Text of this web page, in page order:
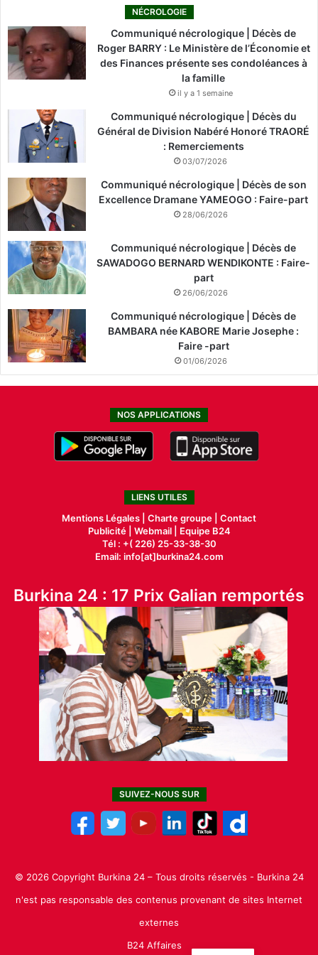
NÉCROLOGIE
Communiqué nécrologique | Décès de
Roger BARRY : Le Ministère de l’Économie et
des Finances présente ses condoléances à
la famille
il y a 1 semaine
Communiqué nécrologique | Décès du
Général de Division Nabéré Honoré TRAORÉ
: Remerciements
03/07/2026
Communiqué nécrologique | Décès de son
Excellence Dramane YAMEOGO : Faire-part
28/06/2026
Communiqué nécrologique | Décès de
SAWADOGO BERNARD WENDIKONTE : Faire-
part
26/06/2026
Communiqué nécrologique | Décès de
BAMBARA née KABORE Marie Josephe :
Faire -part
01/06/2026
NOS APPLICATIONS
LIENS UTILES
Mentions Légales | Charte groupe | Contact
Publicité| Webmail |
Equipe B24
Tél : +( 226) 25-33-38-30
Email: info[at]burkina24.com
Burkina 24 : 17 Prix Galian remportés
SUIVEZ-NOUS SUR
© 2026 Copyright Burkina 24 – Tous droits réservés - Burkina 24
n'est pas responsable des contenus provenant de sites Internet
externes
B24 Affaires